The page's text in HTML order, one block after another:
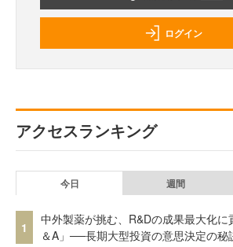
ログイン
アクセスランキング
今日 週間
1
中外製薬が挑む、R&Dの成果最大化
＆A」──長期大型投資の意思決定の秘